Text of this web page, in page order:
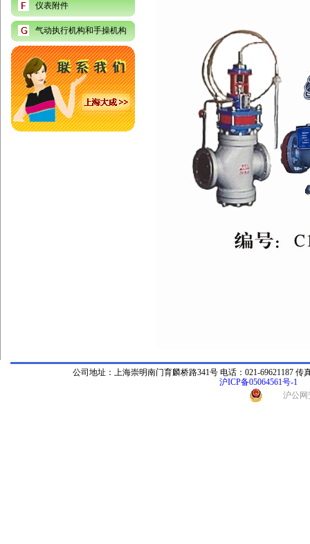
仪表附件
气动执行机构和手操机构
公司地址：上海崇明南门育麟桥路341号 电话：021-69621187 传真
沪ICP备05064561号-1
沪公网